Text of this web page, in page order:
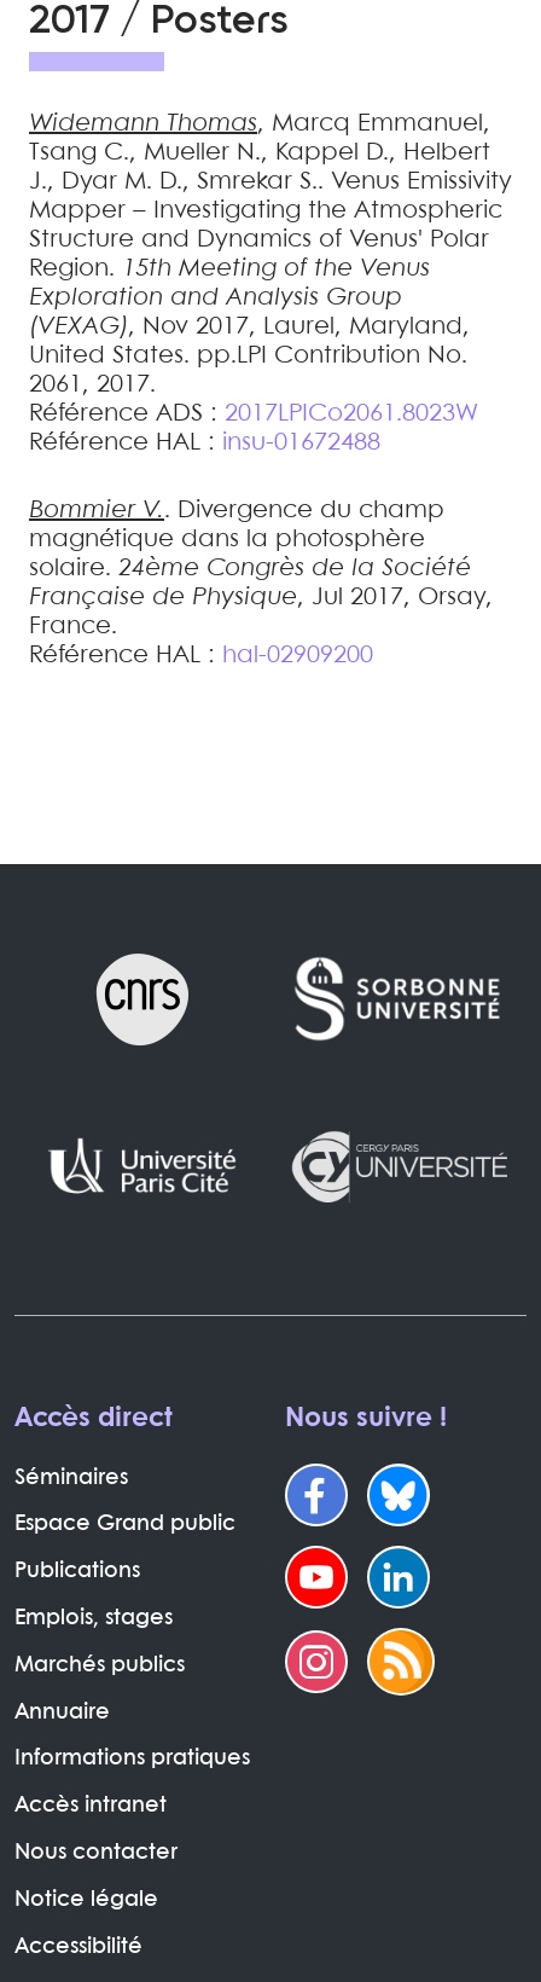
2017 / Posters
Widemann Thomas, Marcq Emmanuel ,
Tsang C., Mueller N., Kappel D., Helbert
J., Dyar M. D., Smrekar S.. Venus Emissivity
Mapper – Investigating the Atmospheric
Structure and Dynamics of Venus' Polar
Region. 15th Meeting of the Venus
Exploration and Analysis Group
(VEXAG), Nov 2017, Laurel, Maryland,
United States. pp.LPI Contribution No.
2061, 2017.
Référence ADS : 2017LPICo2061.8023W
Référence HAL : insu-01672488
Bommier V.. Divergence du champ
magnétique dans la photosphère
solaire. 24ème Congrès de la Société
Française de Physique, Jul 2017, Orsay,
France.
Référence HAL : hal-02909200
Accès direct
Séminaires
Espace Grand public
Publications
Emplois, stages
Marchés publics
Annuaire
Informations pratiques
Accès intranet
Nous contacter
Notice légale
Accessibilité
Nous suivre !